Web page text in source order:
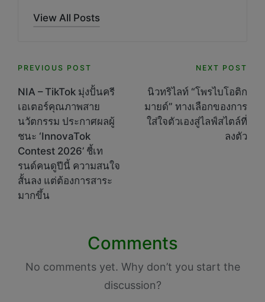
View All Posts
Post
navigation
PREVIOUS POST
NIA – TikTok มุ่งปั้นครี
เอเตอร์คุณภาพสาย
นวัตกรรม ประกาศผลผู้
ชนะ ‘InnovaTok
Contest 2026’ ชี้เท
รนด์คนดูปีนี้ ความสนใจ
สั้นลง แต่ต้องการสาระ
มากขึ้น
NEXT POST
นิวทริไลท์ “โพรไบโอติก
มายด์” ทางเลือกของการ
ใส่ใจตัวเองสู่ไลฟ์สไตล์ที่
ลงตัว
Comments
No comments yet. Why don’t you start the
discussion?